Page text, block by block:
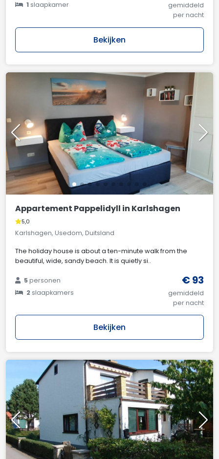
1slaapkamer
gemiddeld
per nacht
Bekijken
Appartement Pappelidyll in Karlshagen
5,0
Karlshagen, Usedom, Duitsland
The holiday house is about a ten-minute walk from the
beautiful, wide, sandy beach. It is quietly si..
5personen
2slaapkamers
€ 93
gemiddeld
per nacht
Bekijken